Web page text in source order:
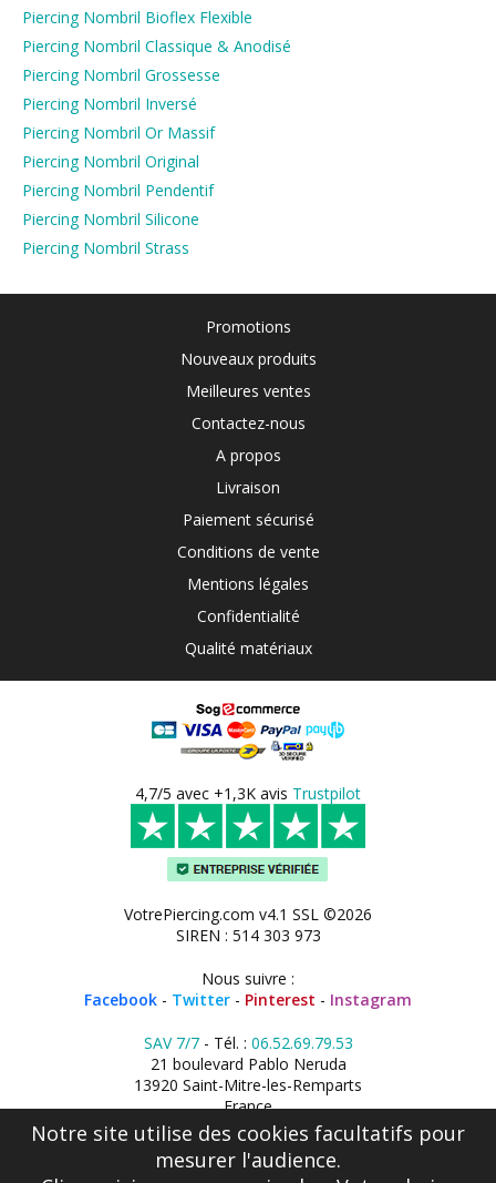
Piercing Nombril Bioflex Flexible
Piercing Nombril Classique & Anodisé
Piercing Nombril Grossesse
Piercing Nombril Inversé
Piercing Nombril Or Massif
Piercing Nombril Original
Piercing Nombril Pendentif
Piercing Nombril Silicone
Piercing Nombril Strass
Promotions
Nouveaux produits
Meilleures ventes
Contactez-nous
A propos
Livraison
Paiement sécurisé
Conditions de vente
Mentions légales
Confidentialité
Qualité matériaux
4,7/5 avec +1,3K avis Trustpilot
VotrePiercing.com v4.1 SSL ©2026
SIREN : 514 303 973
Nous suivre :
Facebook - Twitter - Pinterest - Instagram
SAV 7/7- Tél. : 06.52.69.79.53
21 boulevard Pablo Neruda
13920 Saint-Mitre-les-Remparts
France
Notre site utilise des cookies facultatifs pour
mesurer l'audience.